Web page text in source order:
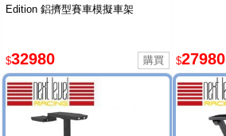
Edition 鋁擠型賽車模擬車架
$32980 $27980